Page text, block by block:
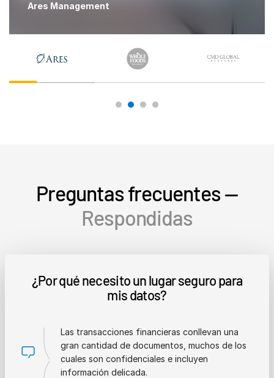
Ares Management
Preguntas frecuentes —
Respondidas
¿Por qué necesito un lugar seguro para
mis datos?
Las transacciones financieras conllevan una
gran cantidad de documentos, muchos de los
cuales son confidenciales e incluyen
información delicada.